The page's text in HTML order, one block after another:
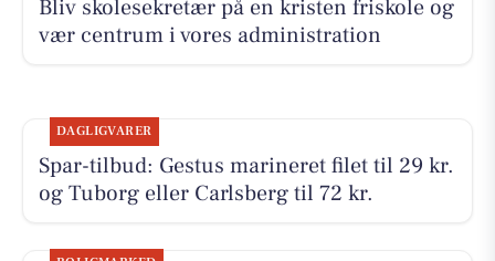
Bliv skolesekretær på en kristen friskole og
vær centrum i vores administration
DAGLIGVARER
Spar-tilbud: Gestus marineret filet til 29 kr.
og Tuborg eller Carlsberg til 72 kr.